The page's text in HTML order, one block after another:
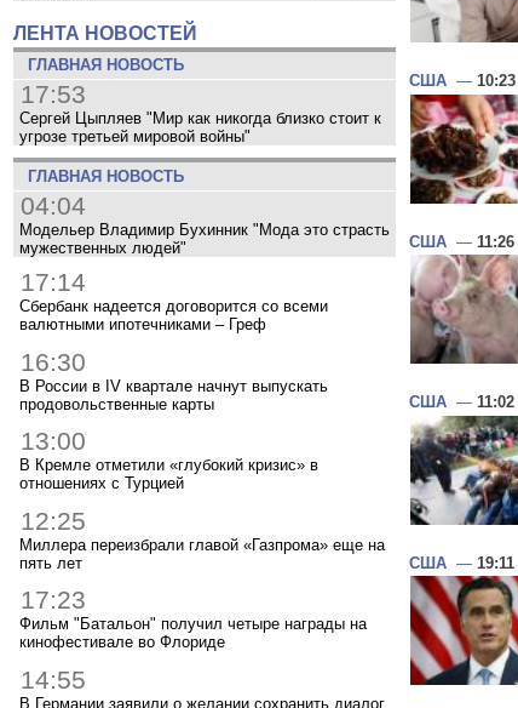
ЛЕНТА НОВОСТЕЙ
ГЛАВНАЯ НОВОСТЬ
17:53
Сергей Цыпляев "Мир как никогда близко стоит к
угрозе третьей мировой войны"
ГЛАВНАЯ НОВОСТЬ
04:04
Модельер Владимир Бухинник "Мода это страсть
мужественных людей"
17:14
Сбербанк надеется договорится со всеми
валютными ипотечниками – Греф
16:30
В России в IV квартале начнут выпускать
продовольственные карты
13:00
В Кремле отметили «глубокий кризис» в
отношениях с Турцией
12:25
Миллера переизбрали главой «Газпрома» еще на
пять лет
17:23
Фильм "Батальон" получил четыре награды на
кинофестивале во Флориде
14:55
В Германии заявили о желании сохранить диалог
США — 10:23
США — 11:26
США — 11:02
США — 19:11